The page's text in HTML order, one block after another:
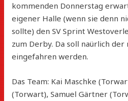
kommenden Donnerstag
eigener Halle (wenn sie denn
sollte) den SV Sprint
zum Derby. Da soll naürlich der
eingefahren werden.
Das Team: Kai Maschke
(Torwart), Samuel Gärtner